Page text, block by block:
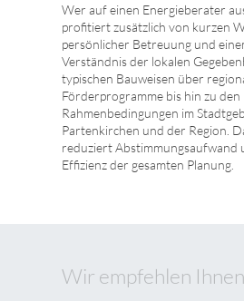
Wer auf einen Energieberater
profitiert zusätzlich von kurzen
persönlicher Betreuung und
Verständnis der lokalen
typischen Bauweisen über
Förderprogramme bis hin zu den
Rahmenbedingungen im
Partenkirchen und der Region.
reduziert Abstimmungsaufwand
Effizienz der gesamten Planung.
Wir empfehlen